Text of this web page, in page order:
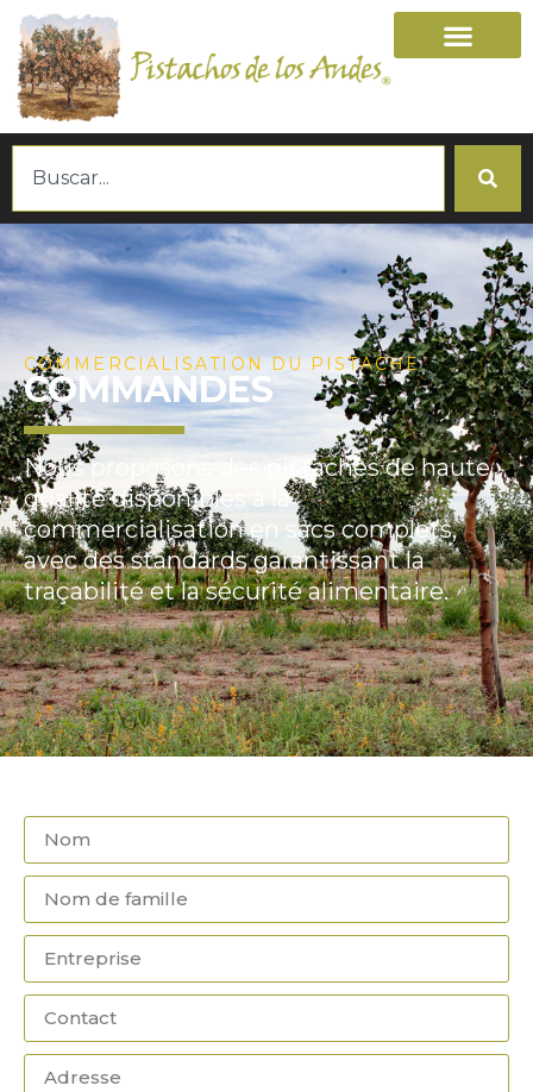
COMMERCIALISATION DU PISTACHE
COMMANDES
Nous proposons des pistaches de haute
qualité disponibles à la
commercialisation en sacs complets,
avec des standards garantissant la
traçabilité et la sécurité alimentaire.